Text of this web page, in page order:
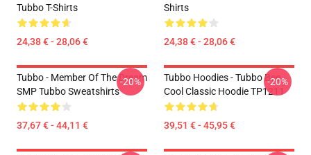
Tubbo T-Shirts
24,38 € - 28,06 €
Shirts
24,38 € - 28,06 €
Tubbo - Member Of The Dream
SMP Tubbo Sweatshirts
37,67 € - 44,11 €
-20%
Tubbo Hoodies - Tubbo Bee
Cool Classic Hoodie TP1211
39,51 € - 45,95 €
-20%